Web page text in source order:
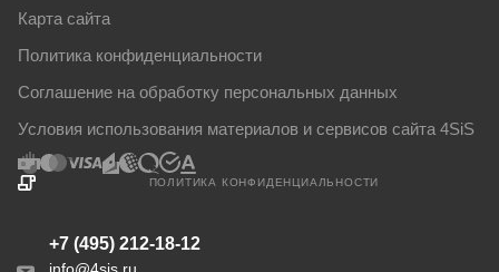
Карта сайта
Политика конфиденциальности
Соглашение на обработку персональных данных
Условия использования материалов и сервисов сайта 4SiS
ПОЛИТИКА КОНФИДЕНЦИАЛЬНОСТИ
+7 (495) 212-18-12